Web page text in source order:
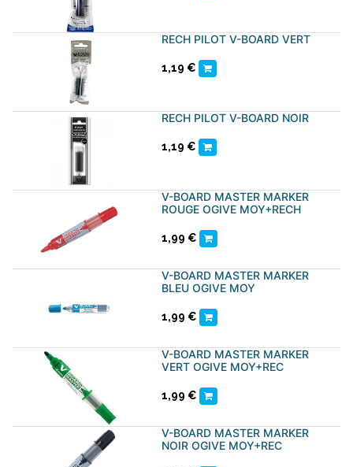
RECH PILOT V-BOARD VERT
1,19 €
RECH PILOT V-BOARD NOIR
1,19 €
V-BOARD MASTER MARKER
ROUGE OGIVE MOY+RECH
1,99 €
V-BOARD MASTER MARKER
BLEU OGIVE MOY
1,99 €
V-BOARD MASTER MARKER
VERT OGIVE MOY+REC
1,99 €
V-BOARD MASTER MARKER
NOIR OGIVE MOY+REC